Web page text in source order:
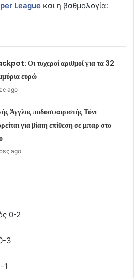
League και η βαθμολογία:
Οι τυχεροί αριθμοί για τα 32
ευρώ
ago
Άγγλος ποδοσφαιριστής Τόνι
για βίαιη επίθεση σε μπαρ στο
ago
0-2
3
1